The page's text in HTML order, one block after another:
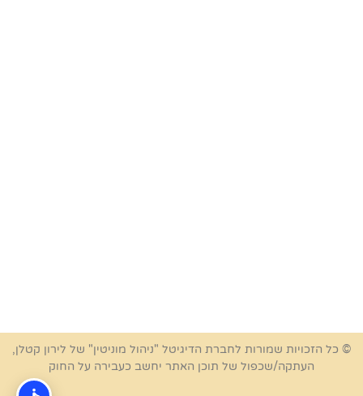
© כל הזכויות שמורות לחברת הדיגיטל "ניהול מוניטין" של לירון קטלן,
העתקה/שכפול של תוכן האתר יחשב כעבירה על החוק